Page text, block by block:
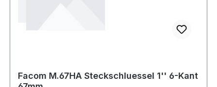
Facom M.67HA Steckschluessel 1'' 6-Kant